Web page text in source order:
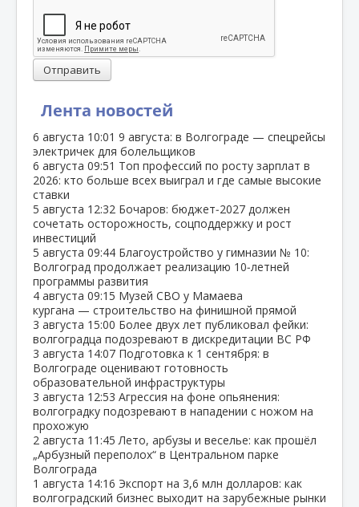
Лента новостей
6 августа 10:01 9 августа: в Волгограде — спецрейсы
электричек для болельщиков
6 августа 09:51 Топ профессий по росту зарплат в
2026: кто больше всех выиграл и где самые высокие
ставки
5 августа 12:32 Бочаров: бюджет‑2027 должен
сочетать осторожность, соцподдержку и рост
инвестиций
5 августа 09:44 Благоустройство у гимназии № 10:
Волгоград продолжает реализацию 10‑летней
программы развития
4 августа 09:15 Музей СВО у Мамаева
кургана — строительство на финишной прямой
3 августа 15:00 Более двух лет публиковал фейки:
волгоградца подозревают в дискредитации ВС РФ
3 августа 14:07 Подготовка к 1 сентября: в
Волгограде оценивают готовность
образовательной инфраструктуры
3 августа 12:53 Агрессия на фоне опьянения:
волгоградку подозревают в нападении с ножом на
прохожую
2 августа 11:45 Лето, арбузы и веселье: как прошёл
„Арбузный переполох“ в Центральном парке
Волгограда
1 августа 14:16 Экспорт на 3,6 млн долларов: как
волгоградский бизнес выходит на зарубежные рынки
Отправить